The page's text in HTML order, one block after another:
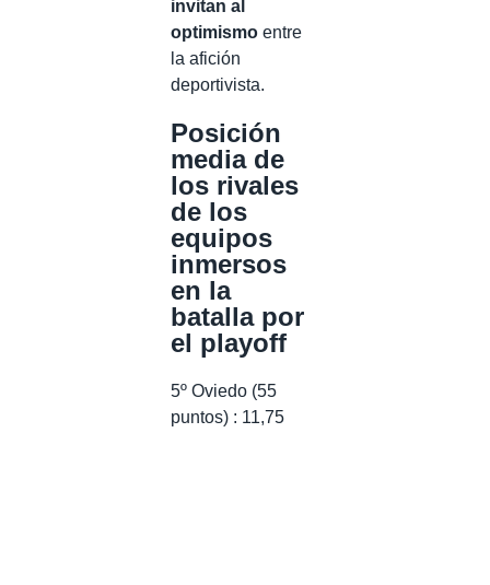
invitan al
optimismo entre
la afición
deportivista.
Posición
media de
los rivales
de los
equipos
inmersos
en la
batalla por
el playoff
5º Oviedo (55
puntos) : 11,75